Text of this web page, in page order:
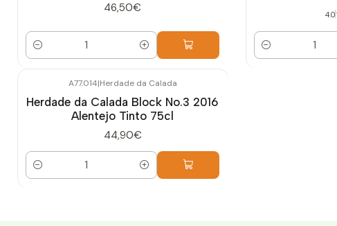
46,50€
Quantidade
4.0
Quantidade
A77.014|Herdade da Calada
Herdade da Calada Block No.3 2016
Alentejo Tinto 75cl
44,90€
Quantidade